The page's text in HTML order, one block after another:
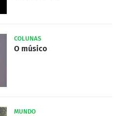
COLUNAS
O músico
MUNDO